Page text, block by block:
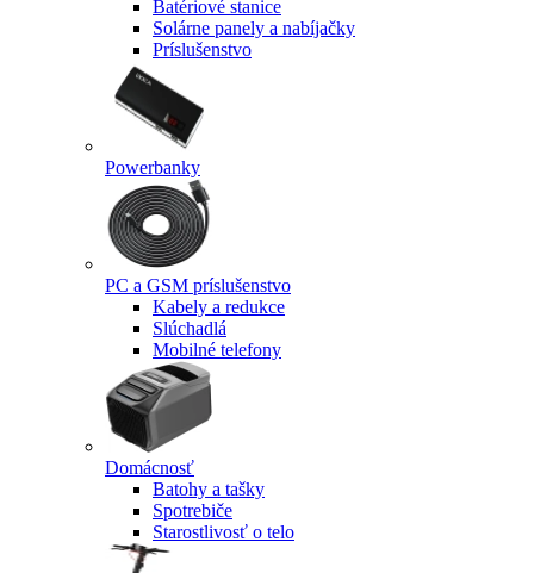
Batériové stanice
Solárne panely a nabíjačky
Príslušenstvo
Powerbanky
PC a GSM príslušenstvo
Kabely a redukce
Slúchadlá
Mobilné telefony
Domácnosť
Batohy a tašky
Spotrebiče
Starostlivosť o telo